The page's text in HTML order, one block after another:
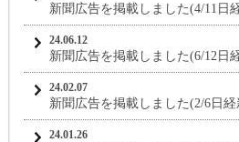
新聞広告を掲載しました(4/11日
24.06.12
新聞広告を掲載しました(6/12日
24.02.07
新聞広告を掲載しました(2/6日経
24.01.26